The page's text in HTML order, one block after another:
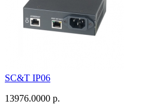
SC&T IP06
13976.0000 р.